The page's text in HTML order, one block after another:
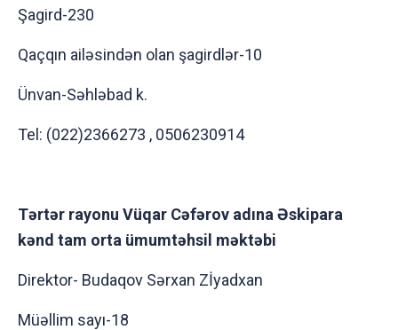
Şagird-230
Qaçqın ailəsindən olan şagirdlər-10
Ünvan-Səhləbad k.
Tel: (022)2366273 , 0506230914
Tərtər rayonu Vüqar Cəfərov adına Əskipara
kənd tam orta ümumtəhsil məktəbi
Direktor- Budaqov Sərxan Zİyadxan
Müəllim sayı-18